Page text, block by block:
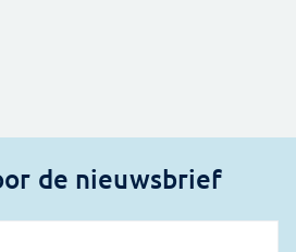
de nieuwsbrief